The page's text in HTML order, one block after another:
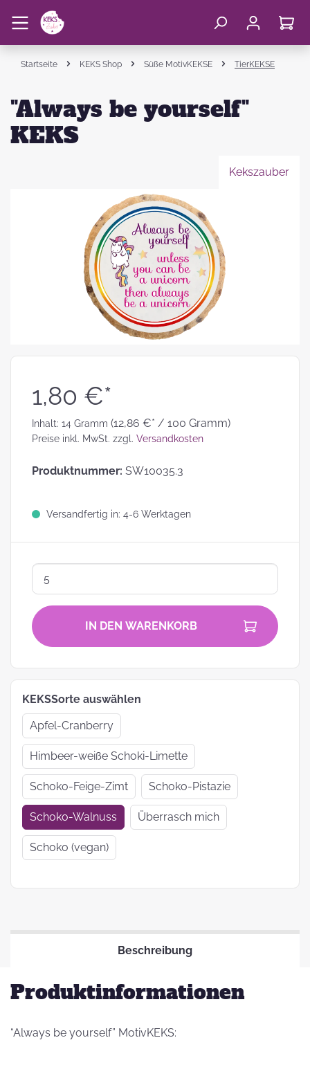
Startseite KEKS Shop Süße MotivKEKSE TierKEKSE
"Always be yourself"
KEKS
Kekszauber
1,80 €*
Inhalt: 14 Gramm (12,86 €* / 100 Gramm)
Preise inkl. MwSt. zzgl. Versandkosten
Produktnummer: SW10035.3
Versandfertig in: 4-6 Werktagen
IN DEN WARENKORB
KEKSSorte auswählen
Apfel-Cranberry
Himbeer-weiße Schoki-Limette
Schoko-Feige-Zimt Schoko-Pistazie
Schoko-Walnuss Überrasch mich
Schoko (vegan)
Beschreibung
Produktinformationen
“Always be yourself” MotivKEKS: